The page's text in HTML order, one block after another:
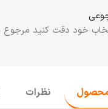
خود دقت کنید مرجوع
نظرات